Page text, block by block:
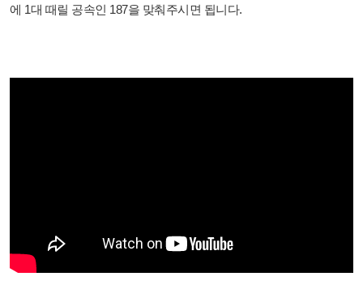
에 1대 때릴 공속인 187을 맞춰주시면 됩니다.